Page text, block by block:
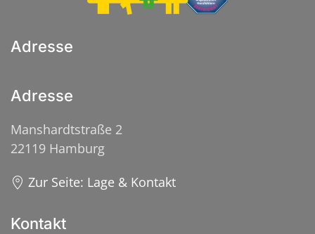
Adresse
Adresse
Manshardtstraße 2
22119 Hamburg
Zur Seite: Lage & Kontakt
Kontakt